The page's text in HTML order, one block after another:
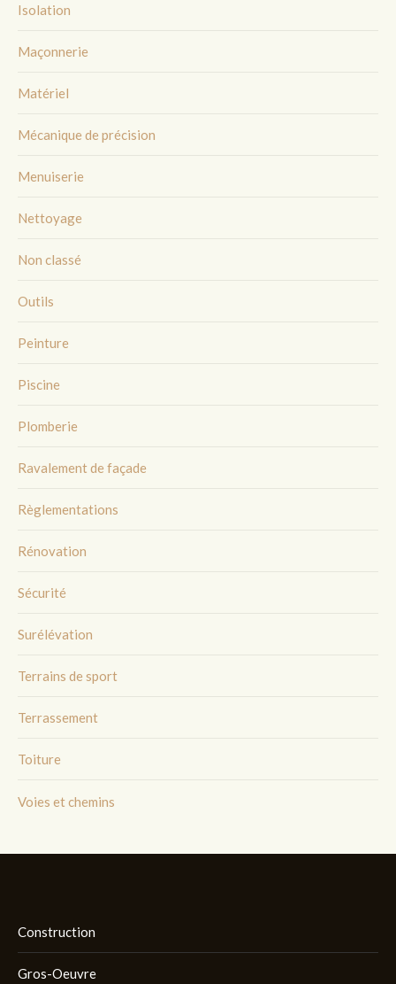
Isolation
Maçonnerie
Matériel
Mécanique de précision
Menuiserie
Nettoyage
Non classé
Outils
Peinture
Piscine
Plomberie
Ravalement de façade
Règlementations
Rénovation
Sécurité
Surélévation
Terrains de sport
Terrassement
Toiture
Voies et chemins
Construction
Gros-Oeuvre